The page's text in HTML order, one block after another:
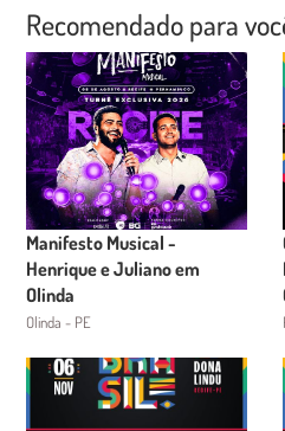
Recomendado para
Manifesto Musical -
Henrique e Juliano em
Olinda
Olinda - PE